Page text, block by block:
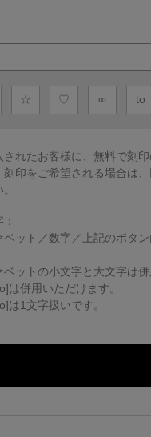
☆ ♡ ∞ to
されたお客様に、無料で刻
刻印をご希望される場合は
ベット／数字／上記のボタ
ットの小文字と大文字は併
は併用いただけます。
は1文字扱いです。